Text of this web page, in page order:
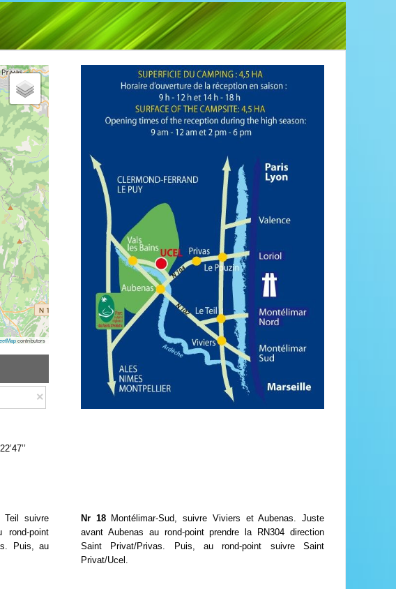
contributors
suivre
rond-point
Puis, au
Nr 18Montélimar-Sud, suivre Viviers et Aubenas. Juste
avant Aubenas au rond-point prendre la RN304 direction
Saint Privat/Privas. Puis, au rond-point suivre Saint
Privat/Ucel.